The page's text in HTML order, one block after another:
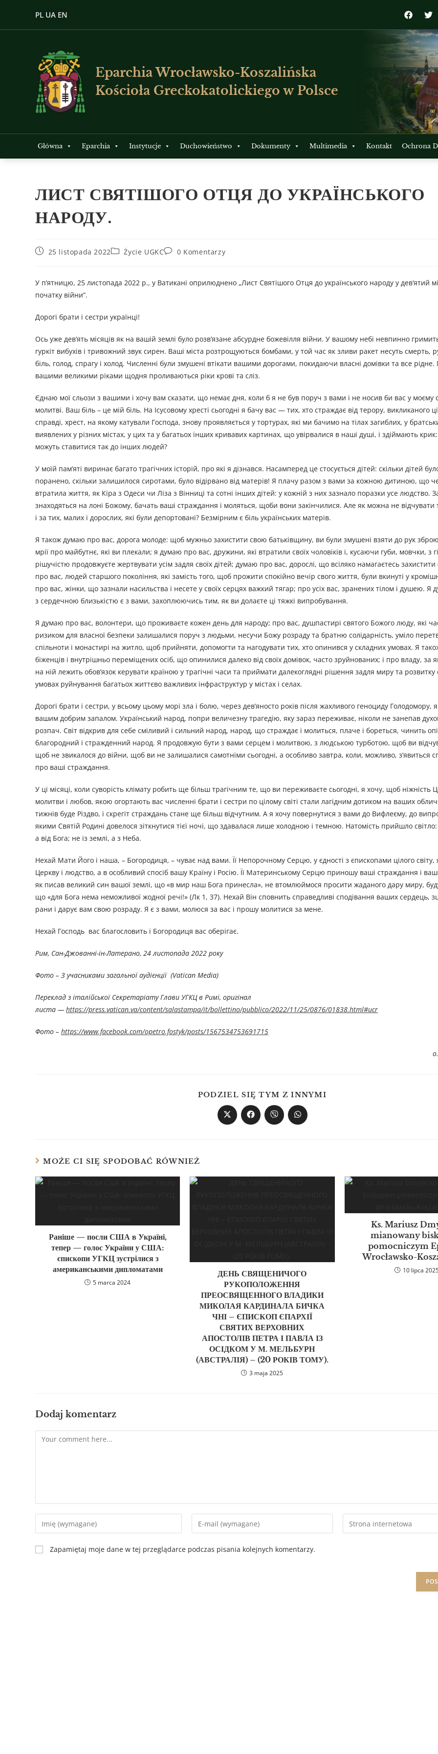
PL UA EN
Eparchia Wrocławsko-Koszalińska
Kościoła Greckokatolickiego w Polsce
Główna Eparchia Instytucje Duchowieństwo Dokumenty Multimedia Kontakt Ochrona
ЛИСТ СВЯТІШОГО ОТЦЯ ДО УКРАЇНСЬКОГО
НАРОДУ.
25 listopada 2022 Życie UGKC 0 Komentarzy
У п’ятницю, 25 листопада 2022 р., у Ватикані оприлюднено „Лист Святішого Отця до українського народу у дев’ятий
початку війни”.
Дорогі брати і сестри українці!
Ось уже дев’ять місяців як на вашій землі було розв’язане абсурдне божевілля війни. У вашому небі невпинно
гуркіт вибухів і тривожний звук сирен. Ваші міста розтрощуються бомбами, у той час як зливи ракет несуть смерть,
біль, голод, спрагу і холод. Численні були змушені втікати вашими дорогами, покидаючи власні домівки та все рідне.
вашими великими ріками щодня проливаються ріки крові та сліз.
Єднаю мої сльози з вашими і хочу вам сказати, що немає дня, коли б я не був поруч з вами і не носив би вас у моєму
молитві. Ваш біль – це мій біль. На Ісусовому хресті сьогодні я бачу вас — тих, хто страждає від терору, викликаного
справді, хрест, на якому катували Господа, знову проявляється у тортурах, які ми бачимо на тілах загиблих, у
виявлених у різних містах, у цих та у багатьох інших кривавих картинах, що увірвалися в наші душі, і здіймають
можуть ставитися так до інших людей?
У моїй пам’яті виринає багато трагічних історій, про які я дізнався. Насамперед це стосується дітей: скільки дітей
поранено, скільки залишилося сиротами, було відірвано від матерів! Я плачу разом з вами за кожною дитиною, що
втратила життя, як Кіра з Одеси чи Ліза з Вінниці та сотні інших дітей: у кожній з них зазнало поразки усе людство.
знаходяться на лоні Божому, бачать ваші страждання і моляться, щоби вони закінчилися. Але як можна не відчувати
і за тих, малих і дорослих, які були депортовані? Безмірним є біль українських матерів.
Я також думаю про вас, дорога молоде: щоб мужньо захистити свою батьківщину, ви були змушені взяти до рук
мрії про майбутнє, які ви плекали; я думаю про вас, дружини, які втратили своїх чоловіків і, кусаючи губи, мовчки, з
рішучістю продовжуєте жертвувати усім задля своїх дітей; думаю про вас, дорослі, що всіляко намагаєтесь захистити
про вас, людей старшого покоління, які замість того, щоб прожити спокійно вечір свого життя, були вкинуті у
про вас, жінки, що зазнали насильства і несете у своїх серцях важкий тягар; про усіх вас, зранених тілом і душею. Я
з сердечною близькістю є з вами, захоплюючись тим, як ви долаєте ці тяжкі випробування.
Я думаю про вас, волонтери, що проживаєте кожен день для народу; про вас, душпастирі святого Божого люду, які
ризиком для власної безпеки залишалися поруч з людьми, несучи Божу розраду та братню солідарність, уміло
спільноти і монастирі на житло, щоб прийняти, допомогти та нагодувати тих, хто опинився у складних умовах. Я
біженців і внутрішньо переміщених осіб, що опинилися далеко від своїх домівок, часто зруйнованих; і про владу, за
на ній лежить обов’язок керувати країною у трагічні часи та приймати далекоглядні рішення задля миру та розвитку
умовах руйнування багатьох життєво важливих інфраструктур у містах і селах.
Дорогі брати і сестри, у всьому цьому морі зла і болю, через дев’яносто років після жахливого геноциду Голодомору,
вашим добрим запалом. Український народ, попри величезну трагедію, яку зараз переживає, ніколи не занепав
розпач. Світ відкрив для себе сміливий і сильний народ, народ, що страждає і молиться, плаче і бореться, чинить
благородний і стражденний народ. Я продовжую бути з вами серцем і молитвою, з людською турботою, щоб ви
щоб не звикалося до війни, щоб ви не залишалися самотніми сьогодні, а особливо завтра, коли, можливо, з’явиться
про ваші страждання.
У ці місяці, коли суворість клімату робить ще більш трагічним те, що ви переживаєте сьогодні, я хочу, щоб ніжність
молитви і любов, якою огортають вас численні брати і сестри по цілому світі стали лагідним дотиком на ваших
тижнів буде Різдво, і скрегіт страждань стане ще більш відчутним. А я хочу повернутися з вами до Вифлеєму, до
якими Святій Родині довелося зіткнутися тієї ночі, що здавалася лише холодною і темною. Натомість прийшло
а від Бога; не із землі, а з Неба.
Нехай Мати Його і наша, – Богородиця, – чуває над вами. Її Непорочному Серцю, у єдності з єпископами цілого світу,
Церкву і людство, а в особливий спосіб вашу Країну і Росію. Її Материнському Серцю приношу ваші страждання і
як писав великий син вашої землі, що «в мир наш Бога принесла», не втомлюймося просити жаданого дару миру,
що «для Бога нема неможливої жодної речі!» (Лк 1, 37). Нехай Він сповнить справедливі сподівання ваших сердець,
рани і дарує вам свою розраду. Я є з вами, молюся за вас і прошу молитися за мене.
Нехай Господь вас благословить і Богородиця вас оберігає.
Рим, Сан-Джованні-ін-Латерано, 24 листопада 2022 року
Фото – З учасниками загальної аудієнції (Vatican Media)
Переклад з італійської Секретаріату Глави УГКЦ в Римі, оригінал
листа — https://press.vatican.va/content/salastampa/it/bollettino/pubblico/2022/11/25/0876/01838.html#ucr
Фото – https://www.facebook.com/opetro.fostyk/posts/1567534753691715
PODZIEL SIĘ TYM Z INNYMI
MOŻE CI SIĘ SPODOBAĆ RÓWNIEŻ
Раніше — посли США в Україні,
тепер — голос України у США:
єпископи УГКЦ зустрілися з
американськими дипломатами
5 marca 2024
ДЕНЬ СВЯЩЕНИЧОГО
РУКОПОЛОЖЕННЯ
ПРЕОСВЯЩЕННОГО ВЛАДИКИ
МИКОЛАЯ КАРДИНАЛА БИЧКА
ЧНІ – ЄПИСКОП ЄПАРХІЇ
СВЯТИХ ВЕРХОВНИХ
АПОСТОЛІВ ПЕТРА І ПАВЛА ІЗ
ОСІДКОМ У М. МЕЛЬБУРН
(АВСТРАЛІЯ) – (20 РОКІВ ТОМУ).
3 maja 2025
Ks. Mariusz
mianowany
pomocniczym
Wrocławsko-
10 lipca
Dodaj komentarz
Zapamiętaj moje dane w tej przeglądarce podczas pisania kolejnych komentarzy.